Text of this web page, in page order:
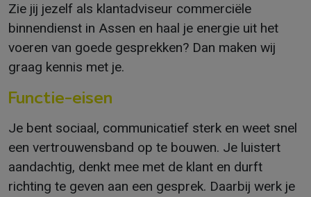
Zie jij jezelf als klantadviseur commerciële
binnendienst in Assen en haal je energie uit het
voeren van goede gesprekken? Dan maken wij
graag kennis met je.
Functie-eisen
Je bent sociaal, communicatief sterk en weet snel
een vertrouwensband op te bouwen. Je luistert
aandachtig, denkt mee met de klant en durft
richting te geven aan een gesprek. Daarbij werk je